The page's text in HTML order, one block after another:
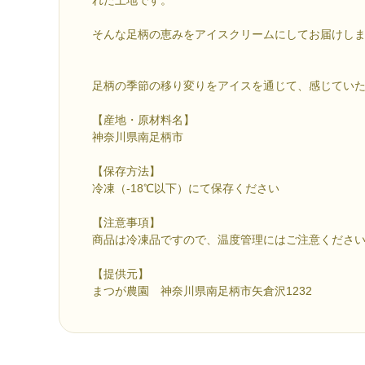
そんな足柄の恵みをアイスクリームにしてお届けしま
足柄の季節の移り変りをアイスを通じて、感じていた
【産地・原材料名】
神奈川県南足柄市
【保存方法】
冷凍（-18℃以下）にて保存ください
【注意事項】
商品は冷凍品ですので、温度管理にはご注意ください
【提供元】
まつが農園 神奈川県南足柄市矢倉沢1232